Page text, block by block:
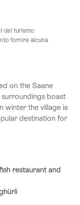
del turismo
fornire alcuna
on the Saane
boast
winter the village is
destination for
restaurant and